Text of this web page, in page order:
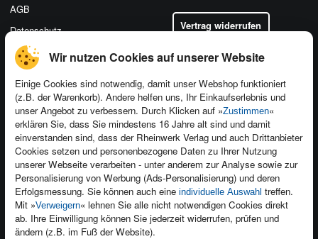
Wir nutzen Cookies auf unserer Website
Einige Cookies sind notwendig, damit unser Webshop funktioniert
(z.B. der Warenkorb). Andere helfen uns, Ihr Einkaufserlebnis und
unser Angebot zu verbessern. Durch Klicken auf »Zustimmen«
erklären Sie, dass Sie mindestens 16 Jahre alt sind und damit
einverstanden sind, dass der Rheinwerk Verlag und auch Drittanbieter
Cookies setzen und personenbezogene Daten zu Ihrer Nutzung
unserer Webseite verarbeiten - unter anderem zur Analyse sowie zur
Personalisierung von Werbung (Ads-Personalisierung) und deren
Erfolgsmessung. Sie können auch eine individuelle Auswahl treffen.
Mit »Verweigern« lehnen Sie alle nicht notwendigen Cookies direkt
ab. Ihre Einwilligung können Sie jederzeit widerrufen, prüfen und
ändern (z.B. im Fuß der Website).
Kontakt
Newsletter
Für Unternehmen
Presseservice
Dozentenservice
Produktfeedback
Foreign Rights
Ein Buch schreiben
AGB
Datenschutz
Vertrag widerrufen